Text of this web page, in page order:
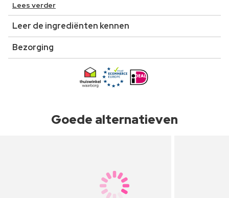
Lees verder
Leer de ingrediënten kennen
Bezorging
Goede alternatieven